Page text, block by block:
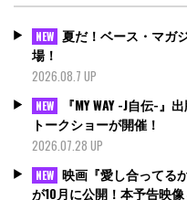
NEW 夏だ！ベース・マガ
場！
2026.08.7 UP
NEW
『MY WAY -J自伝-
トークショーが開催！
2026.07.28 UP
NEW 映画『愛し合ってる
が10月に公開！本予告映